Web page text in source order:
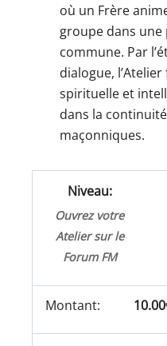
où un Frère
groupe dans
commune. Par
dialogue,
spirituelle et
dans la
maçonniques.
Ouvrez votre
Atelier sur le
Forum FM